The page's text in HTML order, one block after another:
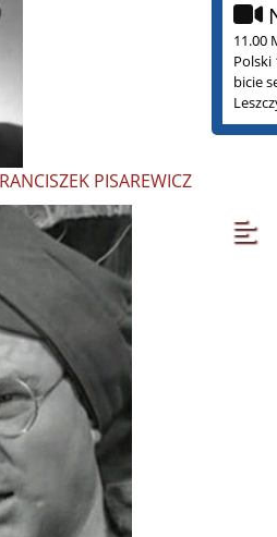
11.00
Polski
bicie
PISAREWICZ